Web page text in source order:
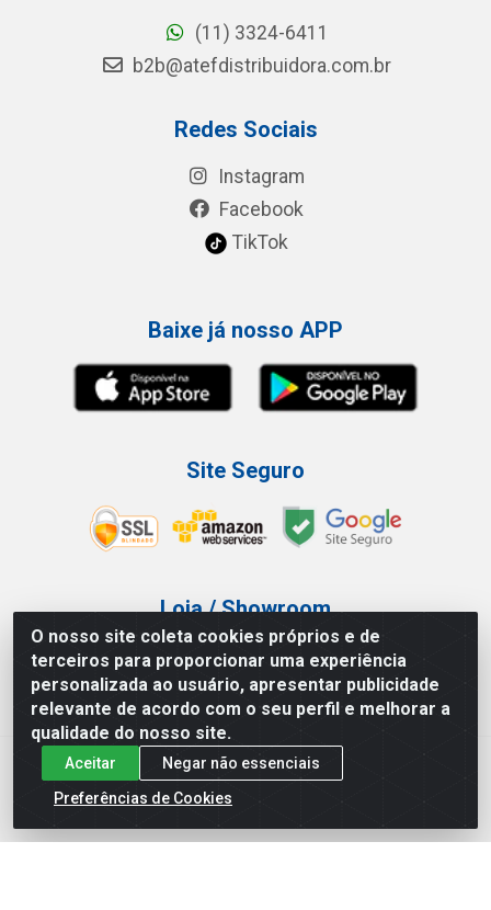
O nosso site coleta cookies próprios e de
terceiros para proporcionar uma experiência
personalizada ao usuário, apresentar publicidade
relevante de acordo com o seu perfil e melhorar a
qualidade do nosso site.
Aceitar
Negar não essenciais
Preferências de Cookies
(11) 3324-6411
b2b@atefdistribuidora.com.br
Redes Sociais
Instagram
Facebook
TikTok
Baixe já nosso APP
Site Seguro
Loja / Showroom
Tel.: (11) 3227-0546
Av Vautier, 587/597 - Pari - São Paulo/SP
Atef Distribuidora LTDA - Av. Vautier, 585/597 - Pari - São
Paulo/SP - CEP 03.032-000 - CNPJ 27.717.135/0001-29